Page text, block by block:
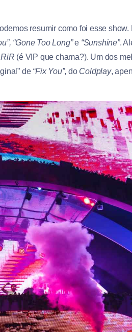
resumir como foi esse
“Gone Too Long”e “Sunshine”.
RiR (é VIP que chama?). Um dos
de “Fix You”, do Coldplay,